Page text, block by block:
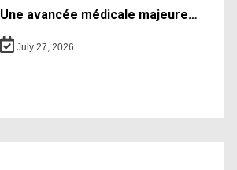
Une avancée médicale majeure…
July 27, 2026